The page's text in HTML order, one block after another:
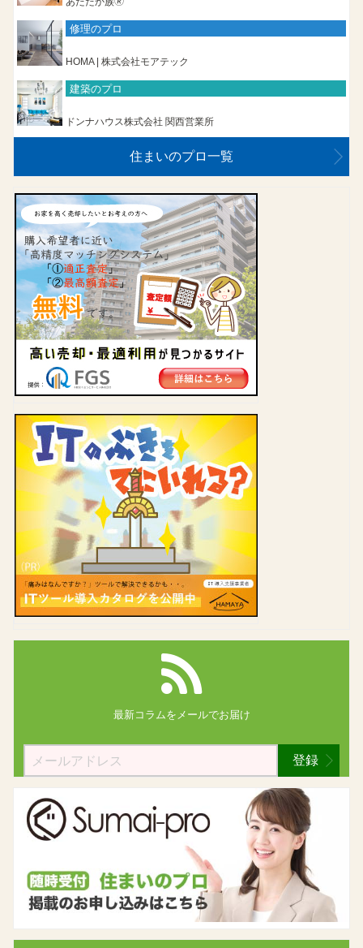
修理のプロ
HOMA | 株式会社モアテック
建築のプロ
ドンナハウス株式会社 関西営業所
住まいのプロ一覧
最新コラムを メールでお届け
登録